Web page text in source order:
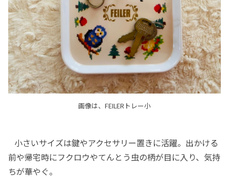
画像は、FEILERトレー小
小さいサイズは鍵やアクセサリー置きに活躍。出かける
前や帰宅時にフクロウやてんとう虫の柄が目に入り、気持
ちが華やぐ。